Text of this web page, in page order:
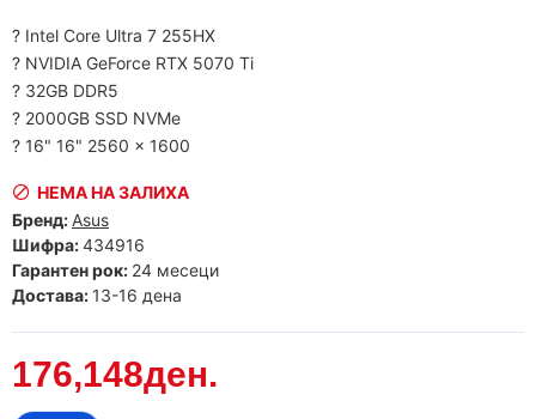
? Intel Core Ultra 7 255HX
? NVIDIA GeForce RTX 5070 Ti
? 32GB DDR5
? 2000GB SSD NVMe
? 16" 16" 2560 x 1600
176,148ден.
НЕМА НА ЗАЛИХА
Бренд: Asus
Шифра:434916
Гарантен рок: 24 месеци
Достава: 13-16 дена